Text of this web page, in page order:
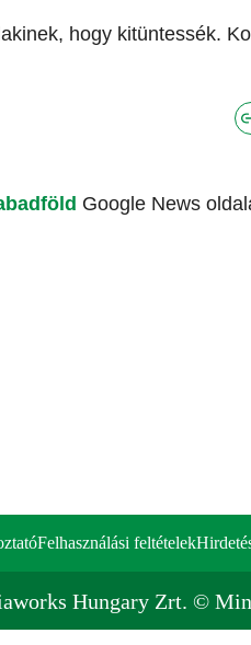
hogy kitüntessék.
Google News
Felhasználási feltételek
Hungary Zrt. ©